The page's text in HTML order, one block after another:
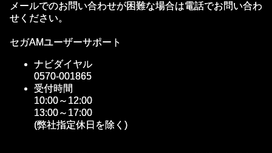
メールでのお問い合わせが困難な場合は電話でお問い合わ
せください。
セガAMユーザーサポート
ナビダイヤル
0570-001865
受付時間
10:00～12:00
13:00～17:00
(弊社指定休日を除く)